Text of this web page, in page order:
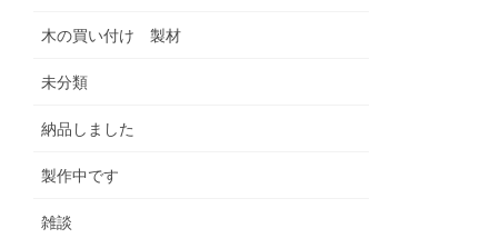
木の買い付け 製材
未分類
納品しました
製作中です
雑談